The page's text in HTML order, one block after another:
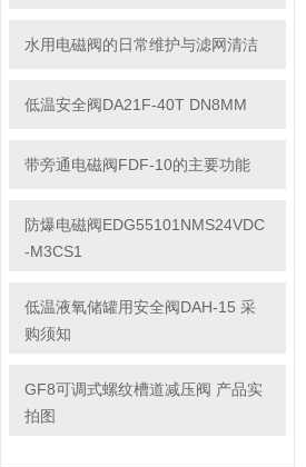
水用电磁阀的日常维护与滤网清洁
低温安全阀DA21F-40T DN8MM
带旁通电磁阀FDF-10的主要功能
防爆电磁阀EDG55101NMS24VDC
-M3CS1
低温液氧储罐用安全阀DAH-15 采
购须知
GF8可调式螺纹槽道减压阀 产品实
拍图